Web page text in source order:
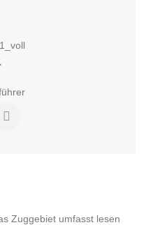
Zuggebiet umfasst lesen